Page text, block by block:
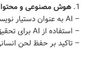
1. هوش مصنوعی و محتوا
– AI به عنوان دستیار نویسندگان، نه جایگزین آنها
– استفاده از AI برای تحقیق، ایده‌پردازی و بهینه‌سازی محتوا
– تاکید بر حفظ لحن